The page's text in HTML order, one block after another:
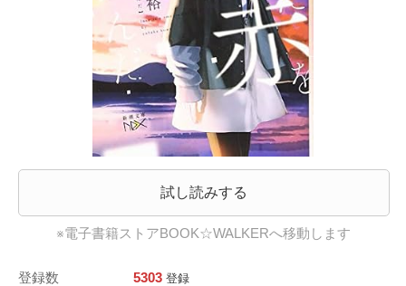
試し読みする
※電子書籍ストアBOOK☆WALKERへ移動します
登録数 5303 登録